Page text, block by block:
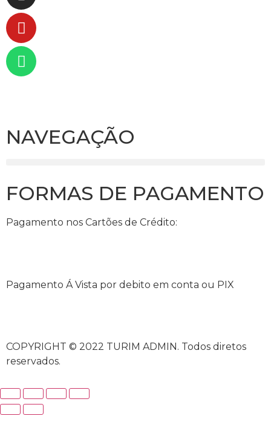
NAVEGAÇÃO
FORMAS DE PAGAMENTO
Pagamento nos Cartões de Crédito:
Pagamento Á Vista por debito em conta ou PIX
COPYRIGHT © 2022 TURIM ADMIN. Todos diretos
reservados.